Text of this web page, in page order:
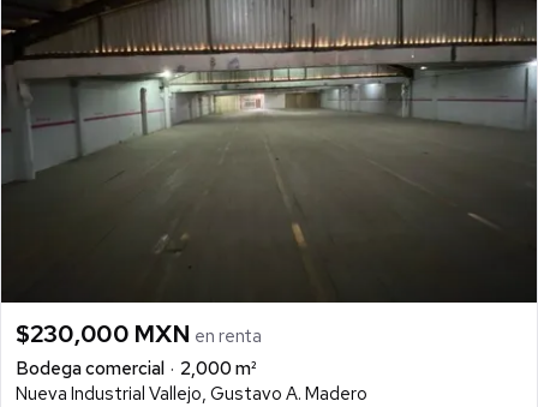
$230,000 MXN en renta
Bodega comercial
2,000 m²
Nueva Industrial Vallejo, Gustavo A. Madero